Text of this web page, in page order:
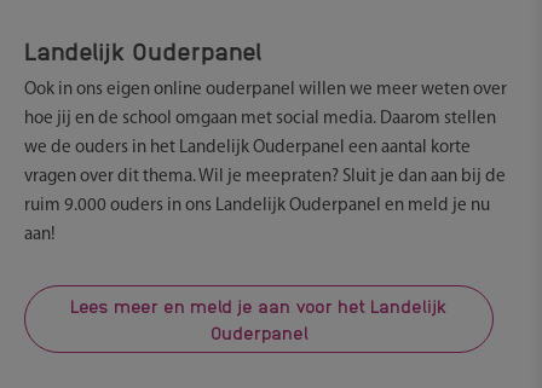
Landelijk Ouderpanel
Ook in ons eigen online ouderpanel willen we meer weten over
hoe jij en de school omgaan met social media. Daarom stellen
we de ouders in het Landelijk Ouderpanel een aantal korte
vragen over dit thema. Wil je meepraten? Sluit je dan aan bij de
ruim 9.000 ouders in ons Landelijk Ouderpanel en meld je nu
aan!
Lees meer en meld je aan voor het Landelijk
Ouderpanel